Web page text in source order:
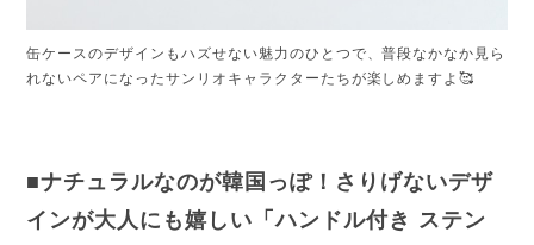
缶ケースのデザインもハズせない魅力のひとつで、普段なかなか見ら
れないペアになったサンリオキャラクターたちが楽しめますよ🥰
■ナチュラルなのが韓国っぽ！さりげないデザ
インが大人にも嬉しい「ハンドル付き ステン